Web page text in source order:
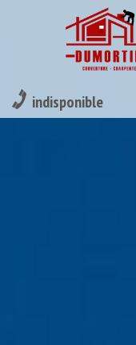
indisponible